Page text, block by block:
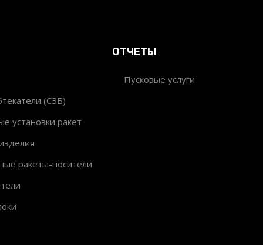
(СЗБ)
установки ракет
ракеты-носители
ОТЧЕТЫ
Пусковые услуги